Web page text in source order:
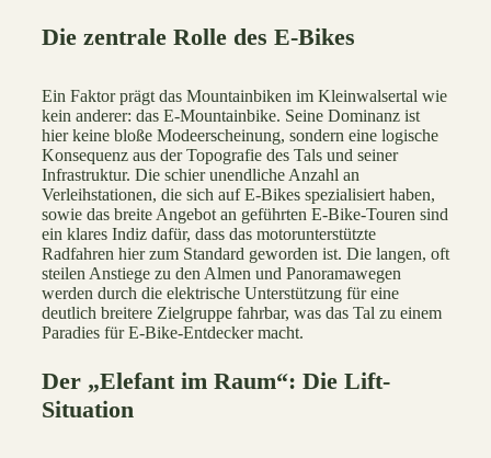
Die zentrale Rolle des E-Bikes
Ein Faktor prägt das Mountainbiken im Kleinwalsertal wie
kein anderer: das E-Mountainbike. Seine Dominanz ist
hier keine bloße Modeerscheinung, sondern eine logische
Konsequenz aus der Topografie des Tals und seiner
Infrastruktur. Die schier unendliche Anzahl an
Verleihstationen, die sich auf E-Bikes spezialisiert haben,
sowie das breite Angebot an geführten E-Bike-Touren sind
ein klares Indiz dafür, dass das motorunterstützte
Radfahren hier zum Standard geworden ist. Die langen, oft
steilen Anstiege zu den Almen und Panoramawegen
werden durch die elektrische Unterstützung für eine
deutlich breitere Zielgruppe fahrbar, was das Tal zu einem
Paradies für E-Bike-Entdecker macht.
Der „Elefant im Raum“: Die Lift-
Situation